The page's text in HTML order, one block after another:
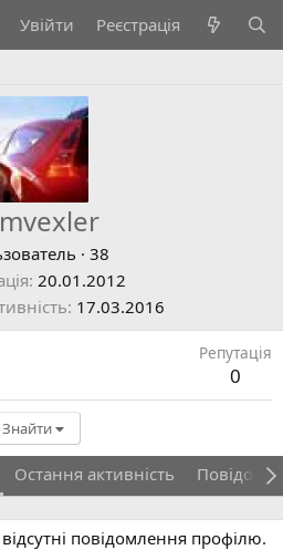
Увійти Реєстрація
· 38
20.01.2012
17.03.2016
Репутація
0
Знайти
Остання активність
повідомлення профілю.